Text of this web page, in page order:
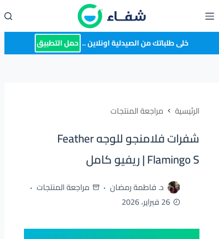
إلى
المحتوى خلى طلباتك من الصيدلية اونلاين .. حمل التطبيق
الرئيسية مراجعة المنتجات
شفرات فلامنجو للوجه Feather
Flamingo S | ريفيو كامل
د. فاطمة رمضان
مراجعة المنتجات
26 فبراير، 2026